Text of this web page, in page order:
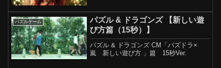
パズルゲーム
パズル & ドラゴンズ 【新しい遊
び方篇（15秒）】
パズル & ドラゴンズ CM「パズドラ×
嵐 新しい遊び方 」篇 15秒Ver.